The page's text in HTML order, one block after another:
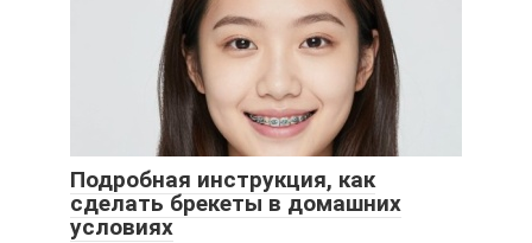
Подробная инструкция, как
сделать брекеты в домашних
условиях